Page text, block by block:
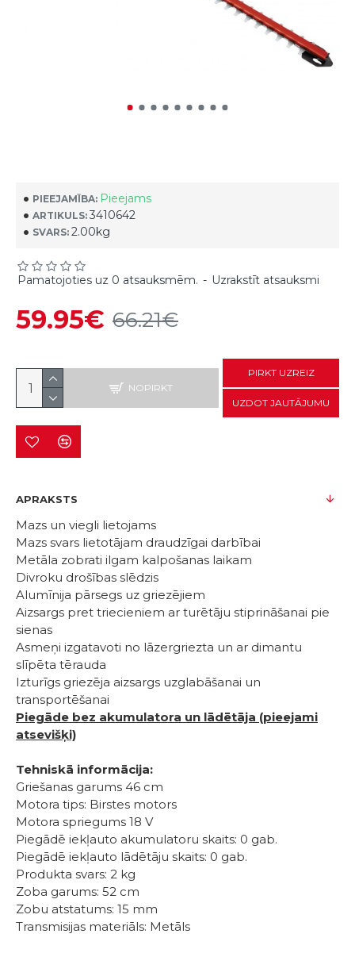
PIEEJAMĪBA: Pieejams
ARTIKULS: 3410642
SVARS: 2.00kg
Pamatojoties uz 0 atsauksmēm. - Uzrakstīt atsauksmi
59.95€ 66.21€
NOPIRKT
PIRKT UZREIZ
UZDOT JAUTĀJUMU
APRAKSTS
Mazs un viegli lietojams
Mazs svars lietotājam draudzīgai darbībai
Metāla zobrati ilgam kalpošanas laikam
Divroku drošības slēdzis
Alumīnija pārsegs uz griezējiem
Aizsargs pret triecieniem ar turētāju stiprināšanai pie
sienas
Asmeņi izgatavoti no lāzergriezta un ar dimantu
slīpēta tērauda
Izturīgs griezēja aizsargs uzglabāšanai un
transportēšanai
Piegāde bez akumulatora un lādētāja (pieejami
atsevišķi)
Tehniskā informācija:
Griešanas garums 46 cm
Motora tips: Birstes motors
Motora spriegums 18 V
Piegādē iekļauto akumulatoru skaits: 0 gab.
Piegādē iekļauto lādētāju skaits: 0 gab.
Produkta svars: 2 kg
Zoba garums: 52 cm
Zobu atstatums: 15 mm
Transmisijas materiāls: Metāls